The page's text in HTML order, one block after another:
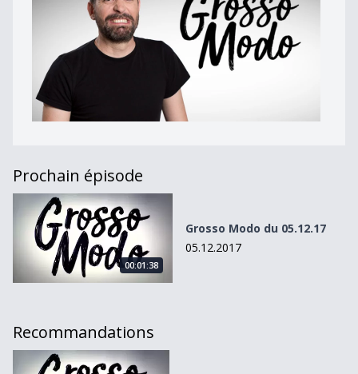
Prochain épisode
Grosso Modo du 05.12.17
00:01:38
Grosso Modo du 05.12.17
05.12.2017
Recommandations
Grosso Modo du 16.01.18